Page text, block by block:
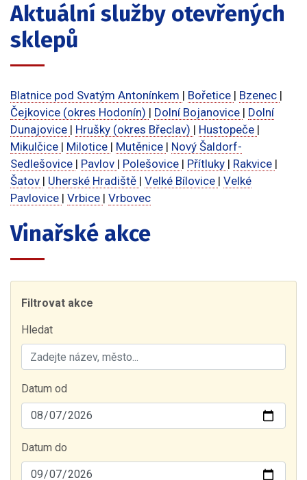
Aktuální služby otevřených
sklepů
Blatnice pod Svatým Antonínkem | Bořetice | Bzenec |
Čejkovice (okres Hodonín) | Dolní Bojanovice | Dolní
Dunajovice | Hrušky (okres Břeclav) | Hustopeče |
Mikulčice | Milotice | Mutěnice | Nový Šaldorf-
Sedlešovice | Pavlov | Polešovice | Přítluky | Rakvice |
Šatov | Uherské Hradiště | Velké Bílovice | Velké
Pavlovice | Vrbice | Vrbovec
Vinařské akce
Filtrovat akce
Hledat
Datum od
Datum do